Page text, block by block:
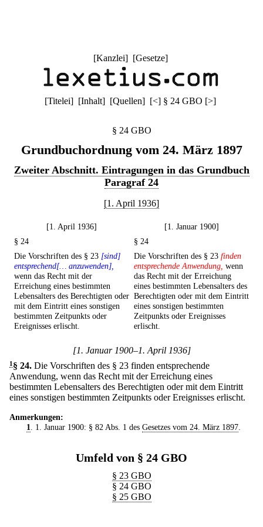
[Kanzlei] [Gesetze]
[Titelei] [Inhalt] [Quellen] [<] § 24 GBO [>]
§ 24 GBO
Grundbuchordnung vom 24. März 1897
Zweiter Abschnitt. Eintragungen in das Grundbuch
Paragraf 24
[1. April 1936]
[1. April 1936]
[1. Januar 1900]
§ 24
§ 24
Die Vorschriften des § 23 [sind]
entsprechend[… anzuwenden],
wenn das Recht mit der
Erreichung eines bestimmten
Lebensalters des Berechtigten oder
mit dem Eintritt eines sonstigen
bestimmten Zeitpunkts oder
Ereignisses erlischt.
Die Vorschriften des § 23 finden
entsprechende Anwendung, wenn
das Recht mit der Erreichung
eines bestimmten Lebensalters des
Berechtigten oder mit dem Eintritt
eines sonstigen bestimmten
Zeitpunkts oder Ereignisses
erlischt.
[1. Januar 1900–1. April 1936]
1§ 24. Die Vorschriften des § 23 finden entsprechende
Anwendung, wenn das Recht mit der Erreichung eines
bestimmten Lebensalters des Berechtigten oder mit dem Eintritt
eines sonstigen bestimmten Zeitpunkts oder Ereignisses erlischt.
Anmerkungen:
1. 1. Januar 1900: § 82 Abs. 1 des Gesetzes vom 24. März 1897.
Umfeld von § 24 GBO
§ 23 GBO
§ 24 GBO
§ 25 GBO